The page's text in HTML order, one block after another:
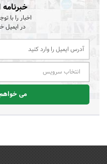
اخبار را با
در ایمیل
انتخاب سرویس
می